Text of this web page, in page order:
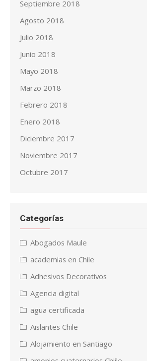
Septiembre 2018
Agosto 2018
Julio 2018
Junio 2018
Mayo 2018
Marzo 2018
Febrero 2018
Enero 2018
Diciembre 2017
Noviembre 2017
Octubre 2017
Categorías
Abogados Maule
academias en Chile
Adhesivos Decorativos
Agencia digital
agua certificada
Aislantes Chile
Alojamiento en Santiago